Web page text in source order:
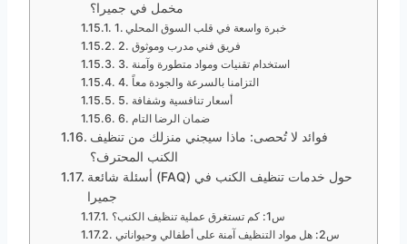
مخمل في جميرا؟
1. خبرة واسعة في قلب السوق المحلي
2. فريق فني مدرب وموثوق
3. استخدام تقنيات ومواد متطورة وآمنة
4. التزامنا بالسرعة والجودة معاً
5. أسعار تنافسية وشفافة
6. ضمان الرضا التام
فوائد لا تُحصى: ماذا سيجني منزلك من تنظيف
الكنب المحترف؟
أسئلة شائعة (FAQ) حول خدمات تنظيف الكنب في
جميرا
س1: كم تستغرق عملية تنظيف الكنب؟
س2: هل مواد التنظيف آمنة على أطفالي وحيواناتي